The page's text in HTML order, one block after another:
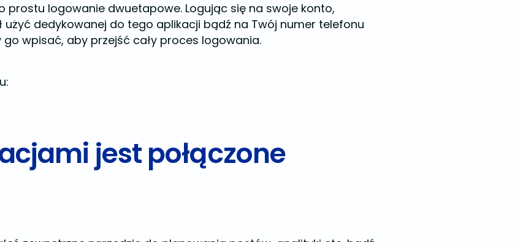
prostu logowanie dwuetapowe. Logując się na swoje konto,
użyć dedykowanej do tego aplikacji bądź na Twój numer telefonu
wpisać, aby przejść cały proces logowania.
jest połączone